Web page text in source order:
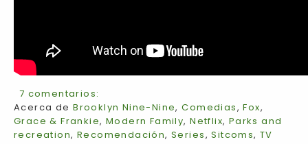
7 comentarios:
Acerca deBrooklyn Nine-Nine,Comedias,Fox,
Grace & Frankie, Modern Family,Netflix, Parks and
recreation, Recomendación,Series,Sitcoms,TV